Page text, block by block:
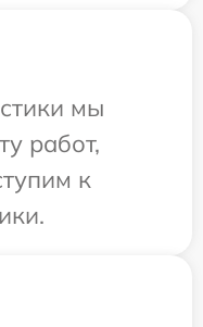
мы
работ,
к